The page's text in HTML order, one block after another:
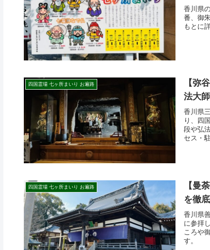
香川県
番、御
もとに
四国霊場 七ヶ所まいり お遍路
【弥
法大
香川県
り、四
段や弘
セス・
四国霊場 七ヶ所まいり お遍路
【曼
を徹
香川県
に参拝
ころや
す。